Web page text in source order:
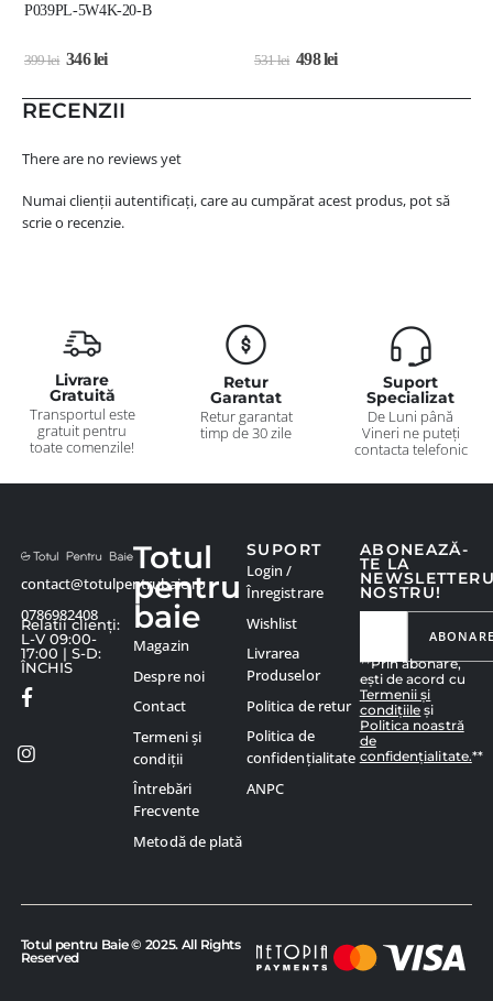
P039PL-5W4K-20-B
399lei 346lei 531lei 498lei
RECENZII
There are no reviews yet
Numai clienții autentificați, care au cumpărat acest produs, pot să
scrie o recenzie.
Livrare
Gratuită
Transportul este
gratuit pentru
toate comenzile!
Retur
Garantat
Retur garantat
timp de 30 zile
Suport
Specializat
De Luni până
Vineri ne puteți
contacta telefonic
contact@totulpentrubaie.ro
0786982408
Relatii clienți:
L-V 09:00-
17:00 | S-D:
ÎNCHIS
ABONEAZĂ-
TE LA
NOSTRU!
**Prin abonare,
ești de acord cu
Termenii și
condițiile și
Politica noastră
de
confidențialitate.**
Totul
pentru
baie
Magazin
Despre noi
Contact
Termeni și
condiții
Întrebări
Frecvente
Metodă de plată
SUPORT
Login /
Înregistrare
Wishlist
Livrarea
Produselor
Politica de retur
Politica de
confidențialitate
ANPC
Totul pentru Baie © 2025. All Rights
Reserved